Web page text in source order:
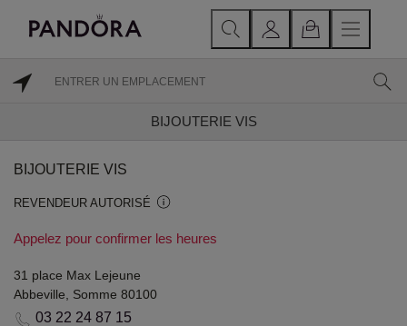
BIJOUTERIE VIS
BIJOUTERIE VIS
REVENDEUR AUTORISÉ
Appelez pour confirmer les heures
31 place Max Lejeune
Abbeville, Somme 80100
03 22 24 87 15